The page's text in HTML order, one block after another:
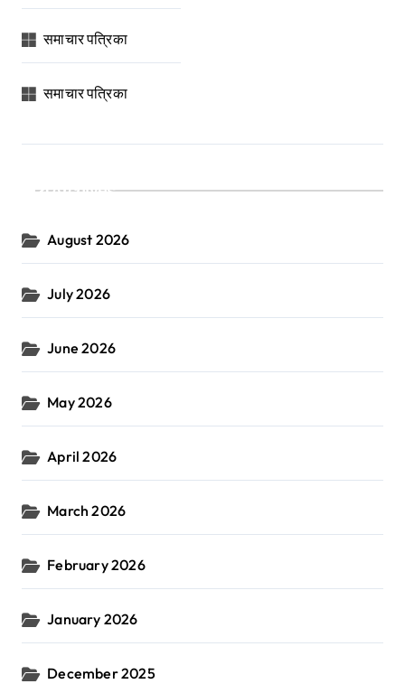
समाचार पत्रिका
समाचार पत्रिका
Archives
August 2026
July 2026
June 2026
May 2026
April 2026
March 2026
February 2026
January 2026
December 2025